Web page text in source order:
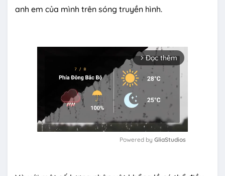
anh em của mình trên sóng truyền hình.
arrow_forward_ios Đọc thêm
Powered by GliaStudios